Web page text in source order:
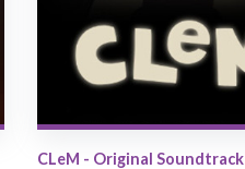
CLeM - Original Soundtrack